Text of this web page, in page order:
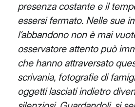
presenza costante e il
essersi fermato. Nelle sue
l’abbandono non è mai
osservatore attento può
che hanno attraversato
scrivania, fotografie di
oggetti lasciati indietro